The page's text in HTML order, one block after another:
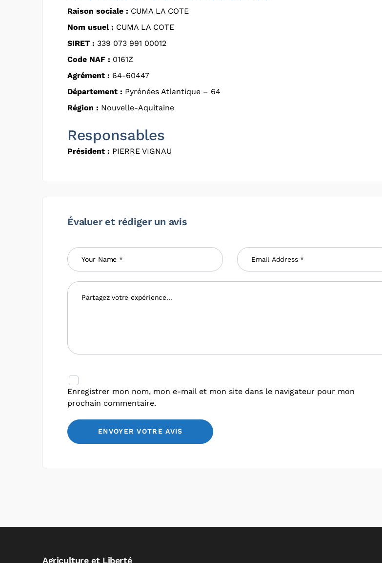
Raison sociale : CUMA LA COTE
Nom usuel : CUMA LA COTE
SIRET : 339 073 991 00012
Code NAF : 0161Z
Agrément : 64-60447
Département : Pyrénées Atlantique – 64
Région : Nouvelle-Aquitaine
Responsables
Président : PIERRE VIGNAU
Évaluer et rédiger un avis
Enregistrer mon nom, mon e-mail et mon site dans le navigateur pour mon
prochain commentaire.
Agriculture et Liberté